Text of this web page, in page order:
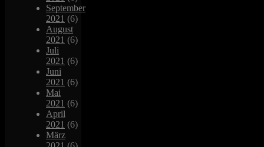
September
2021 (6)
August
2021 (6)
Juli
2021 (6)
Juni
2021 (6)
Mai
2021 (6)
April
2021 (6)
März